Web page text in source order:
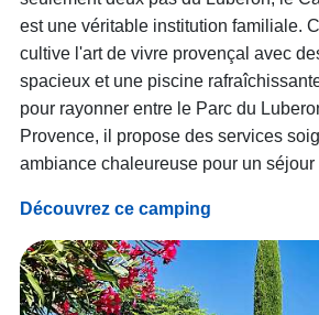
est une véritable institution familiale.
cultive l'art de vivre provençal avec
spacieux et une piscine
pour rayonner entre le Parc du
Provence, il propose des services
ambiance chaleureuse pour un séjour
Découvrez ce camping